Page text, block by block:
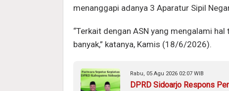
menanggapi adanya 3 Aparatur Sipil
“Terkait dengan ASN yang mengalami
banyak,” katanya, Kamis (18/6/2026).
Rabu, 05 Agu 2026 02:07 WIB
DPRD Sidoarjo Respons